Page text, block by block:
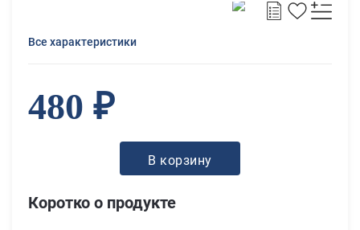
Коротко о продукте
Все характеристики
480 ₽
В корзину